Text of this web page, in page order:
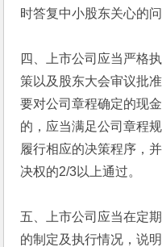
时答复中小股东关心的问
四、上市公司应当严格
策以及股东大会审议批
要对公司章程确定的现
的，应当满足公司章程
履行相应的决策程序，
决权的2/3以上通过。
五、上市公司应当在定
的制定及执行情况，说